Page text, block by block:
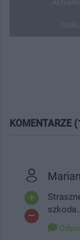
KOMENTARZE